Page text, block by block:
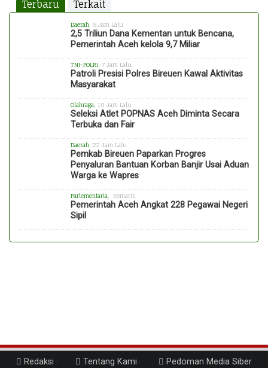
Terbaru Terkait
Daerah , 5 Jam Lalu
2,5 Triliun Dana Kementan untuk Bencana,
Pemerintah Aceh kelola 9,7 Miliar
TNI-POLRI , 7 Jam Lalu
Patroli Presisi Polres Bireuen Kawal Aktivitas
Masyarakat
Olahraga , 10 Jam Lalu
Seleksi Atlet POPNAS Aceh Diminta Secara
Terbuka dan Fair
Daerah , 22 Jam Lalu
Pemkab Bireuen Paparkan Progres
Penyaluran Bantuan Korban Banjir Usai Aduan
Warga ke Wapres
Parlementaria , Kemarin
Pemerintah Aceh Angkat 228 Pegawai Negeri
Sipil
Redaksi Tentang Kami Pedoman Media Siber